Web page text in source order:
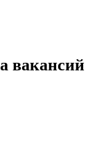
вакансий